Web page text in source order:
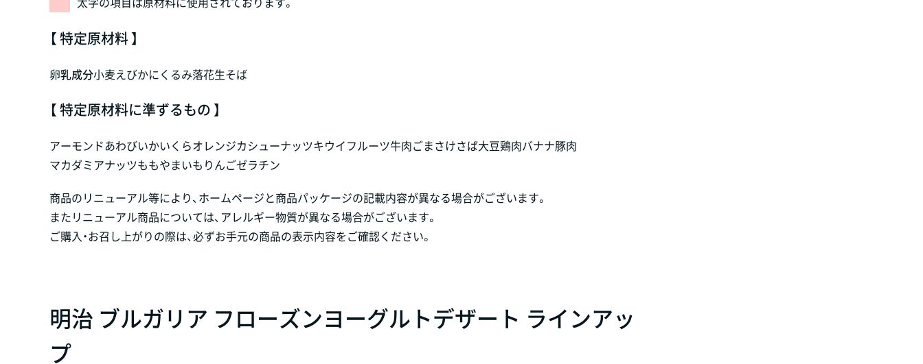
【 特定原材料 】
卵乳成分小麦えびかにくるみ落花生そば
【 特定原材料に準ずるもの 】
アーモンドあわびいかいくらオレンジカシューナッツキウイフルーツ牛肉ごまさけさば大豆鶏肉バナナ豚肉
マカダミアナッツももやまいも りんごゼラチン
商品のリニューアル等により、ホームページと商品パッケージの記載内容が異なる場合がございます。
またリニューアル商品については、アレルギー物質が異なる場合がございます。
ご購入・お召し上がりの際は、必ずお手元の商品の表示内容をご確認ください。
明治 ブルガリア フローズンヨーグルトデザート ラインアッ
プ